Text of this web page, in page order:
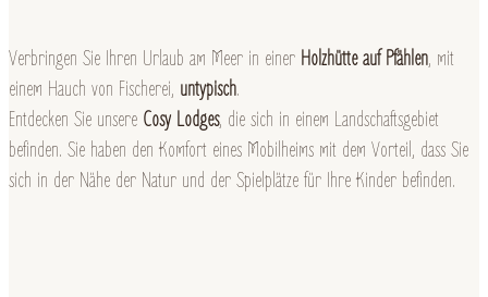
Verbringen Sie Ihren Urlaub am Meer in einer Holzhütte auf Pfählen, mit
einem Hauch von Fischerei, untypisch.
Entdecken Sie unsere Cosy Lodges, die sich in einem Landschaftsgebiet
befinden. Sie haben den Komfort eines Mobilheims mit dem Vorteil, dass Sie
sich in der Nähe der Natur und der Spielplätze für Ihre Kinder befinden.